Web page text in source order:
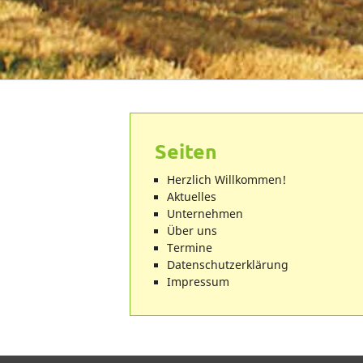
Seiten
Herzlich Willkommen!
Aktuelles
Unternehmen
Über uns
Termine
Datenschutzerklärung
Impressum